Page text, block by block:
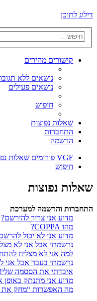
דילוג לתוכן
קישורים מהירים
נושאים ללא
נושאים פעילים
חיפוש
שאלות נפוצות
התחברות
הרשמה
VGF פורומים שאלות
חיפוש
שאלות נפוצות
התחברות והרשמה למערכת
מדוע אני צריך להירשם?
מהו COPPA?
מדוע אני לא יכול
נרשמתי אבל אני לא
למה אני לא מצליח
נרשמתי בעבר אבל אני
איבדתי את הססמה שלי!
מדוע אני מתנתק באופן
מה האפשרות “מחק את